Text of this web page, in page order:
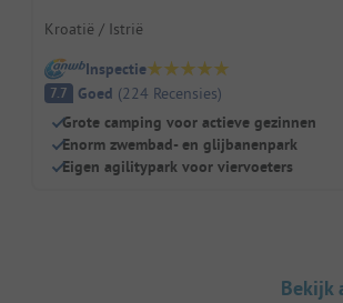
Kroatië / Istrië
Inspectie
7.7 Goed (224 Recensies)
Grote camping voor actieve gezinnen
Enorm zwembad- en glijbanenpark
Eigen agilitypark voor viervoeters
Bekijk